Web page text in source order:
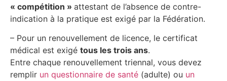
« compétition » attestant de l’absence de contre-
indication à la pratique est exigé par la Fédération.
– Pour un renouvellement de licence, le certificat
médical est exigé tous les trois ans.
Entre chaque renouvellement triennal, vous devez
remplir un questionnaire de santé (adulte) ou un